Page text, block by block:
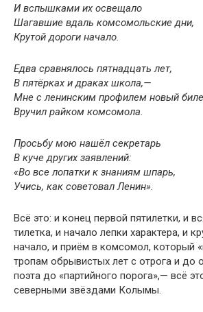
И вспышками их освещало
Шагавшие вдаль комсомольские дни,
Крутой дороги начало.
Едва сравнялось пятнадцать лет,
В пятёрках и драках школа,—
Мне с ленинским профилем новый
Вручил райком комсомола.
Просьбу мою нашёл секретарь
В куче других заявлений:
«Во все лопатки к знаниям шпарь,
Учись, как советовал Ленин».
Всё это: и конец первой пятилетки, и
тилетка, и начало лепки характера, и
начало, и приём в комсомол, который
тропам обрывистых лет с отрога и до
поэта до «партийного порога»,— всё
северными звёздами Колымы.